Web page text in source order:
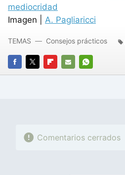
mediocridad
Imagen | A. Pagliaricci
FACEBOOK
TWITTERFLIPBOARD
E-
WHATSAPP
TEMAS Consejos prácticos
Comentarios cerrados